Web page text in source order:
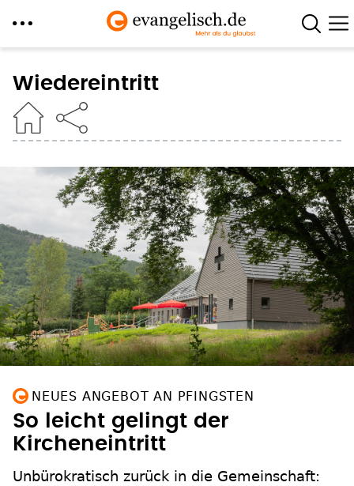
zum
Inhalt
Wiedereintritt
NEUES ANGEBOT AN PFINGSTEN
So leicht gelingt der
Kircheneintritt
Unbürokratisch zurück in die Gemeinschaft: